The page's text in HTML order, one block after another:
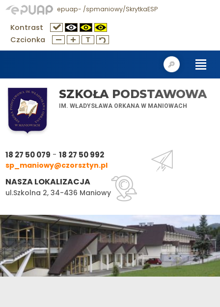
epuap- /spmaniowy/SkrytkaESP
Kontrast
Czcionka
SZKOŁA PODSTAWOWA
IM. WŁADYSŁAWA ORKANA W MANIOWACH
18 27 50 079 -18 27 50 992
sp_maniowy@czorsztyn.pl
NASZA LOKALIZACJA
ul.Szkolna 2, 34-436 Maniowy